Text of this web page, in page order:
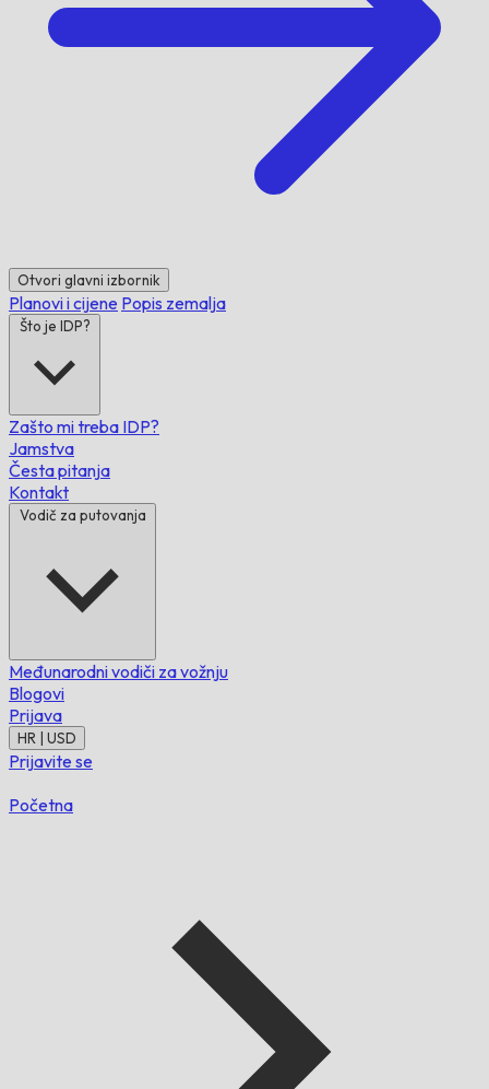
Otvori glavni izbornik
Planovi i cijene Popis zemalja
Što je IDP?
Zašto mi treba IDP?
Jamstva
Česta pitanja
Kontakt
Vodič za putovanja
Međunarodni vodiči za vožnju
Blogovi
Prijava
HR | USD
Prijavite se
Početna